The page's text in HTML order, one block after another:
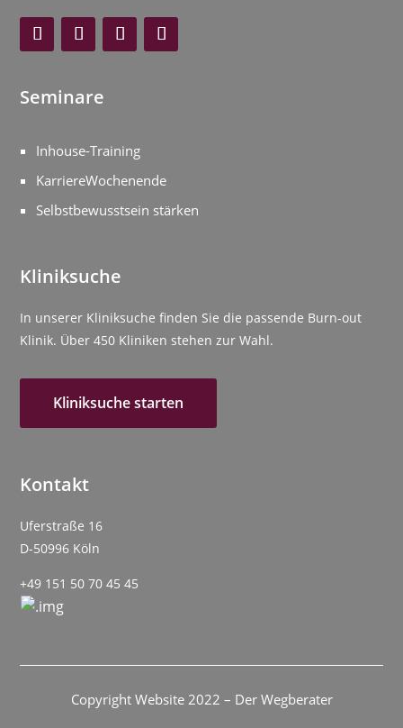
Seminare
Inhouse-Training
KarriereWochenende
Selbstbewusstsein stärken
Kliniksuche
In unserer Kliniksuche finden Sie die passende Burn-out
Klinik. Über 450 Kliniken stehen zur Wahl.
Kliniksuche starten
Kontakt
Uferstraße 16
D-50996 Köln
+49 151 50 70 45 45
Copyright Website 2022 – Der Wegberater